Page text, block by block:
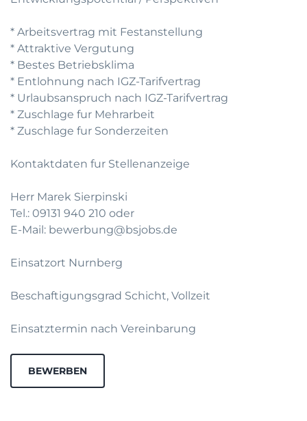
* Arbeitsvertrag mit Festanstellung
* Attraktive Vergutung
* Bestes Betriebsklima
* Entlohnung nach IGZ-Tarifvertrag
* Urlaubsanspruch nach IGZ-Tarifvertrag
* Zuschlage fur Mehrarbeit
* Zuschlage fur Sonderzeiten
Kontaktdaten fur Stellenanzeige
Herr Marek Sierpinski
Tel.: 09131 940 210 oder
E-Mail: bewerbung@bsjobs.de
Einsatzort Nurnberg
Beschaftigungsgrad Schicht, Vollzeit
Einsatztermin nach Vereinbarung
BEWERBEN